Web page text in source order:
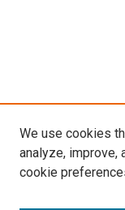
We use cookies
analyze, improve,
cookie